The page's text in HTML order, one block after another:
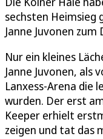
sechsten
Janne Juvonen
Nur ein kleines
Janne Juvonen, als
Lanxess-Arena die
wurden. Der erst
Keeper erhielt
zeigen und tat das